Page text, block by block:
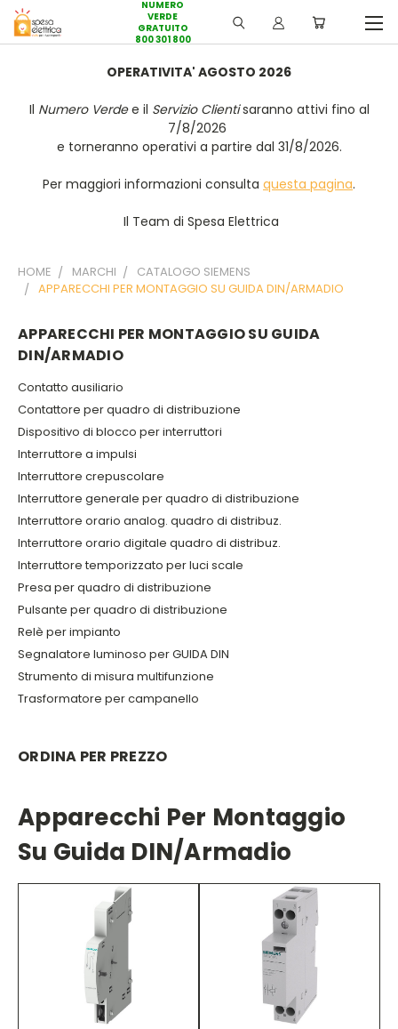
NUMERO
VERDE
GRATUITO
800 301 800
OPERATIVITA' AGOSTO 2026
Il Numero Verdee il Servizio Clientisaranno attivi fino al
7/8/2026
e torneranno operativi a partire dal 31/8/2026.
Per maggiori informazioni consulta questa pagina.
Il Team di Spesa Elettrica
HOME MARCHI
CATALOGO SIEMENS
APPARECCHI PER MONTAGGIO SU GUIDA DIN/ARMADIO
APPARECCHI PER MONTAGGIO SU GUIDA
DIN/ARMADIO
Contatto ausiliario
Contattore per quadro di distribuzione
Dispositivo di blocco per interruttori
Interruttore a impulsi
Interruttore crepuscolare
Interruttore generale per quadro di distribuzione
Interruttore orario analog. quadro di distribuz.
Interruttore orario digitale quadro di distribuz.
Interruttore temporizzato per luci scale
Presa per quadro di distribuzione
Pulsante per quadro di distribuzione
Relè per impianto
Segnalatore luminoso per GUIDA DIN
Strumento di misura multifunzione
Trasformatore per campanello
ORDINA PER PREZZO
Apparecchi Per Montaggio
Su Guida DIN/armadio